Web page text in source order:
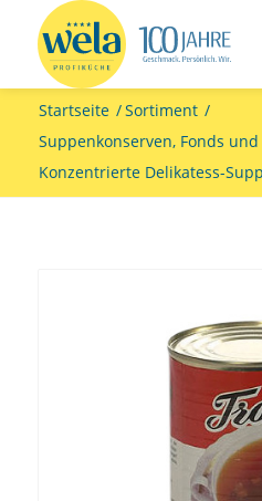
Startseite /Sortiment /
Suppenkonserven, Fonds und
Konzentrierte Delikatess-